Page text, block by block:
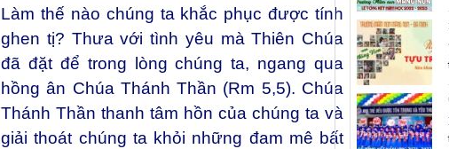
Làm thế nào chúng ta khắc phục được tính
ghen tị? Thưa với tình yêu mà Thiên Chúa
đã đặt để trong lòng chúng ta, ngang qua
hồng ân Chúa Thánh Thần (Rm 5,5). Chúa
Thánh Thần thanh tâm hồn của chúng ta và
giải thoát chúng ta khỏi những đam mê bất